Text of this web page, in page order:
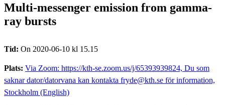
Multi-messenger emission from gamma-
ray bursts
Tid: On 2020-06-10 kl 15.15
Plats: Via Zoom: https://kth-se.zoom.us/j/65393939824, Du som
saknar dator/datorvana kan kontakta fryde@kth.se för information,
Stockholm (English)